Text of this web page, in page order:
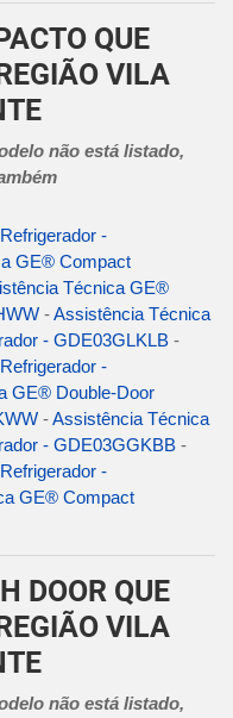
QUE
VILA
não está listado,
-
GE® Compact
Técnica GE®
-Assistência Técnica
- GDE03GLKLB -
-
GE® Double-Door
-Assistência Técnica
- GDE03GGKBB -
-
GE® Compact
DOOR QUE
VILA
não está listado,